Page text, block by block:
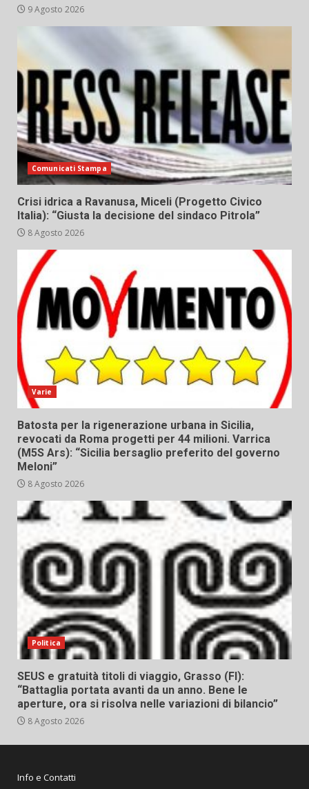
9 Agosto 2026
Comunicati Stampa
Crisi idrica a Ravanusa, Miceli (Progetto Civico
Italia): “Giusta la decisione del sindaco Pitrola”
8 Agosto 2026
Varie
Batosta per la rigenerazione urbana in Sicilia,
revocati da Roma progetti per 44 milioni. Varrica
(M5S Ars): “Sicilia bersaglio preferito del governo
Meloni”
8 Agosto 2026
Politica
SEUS e gratuità titoli di viaggio, Grasso (FI):
“Battaglia portata avanti da un anno. Bene le
aperture, ora si risolva nelle variazioni di bilancio”
8 Agosto 2026
Info e Contatti